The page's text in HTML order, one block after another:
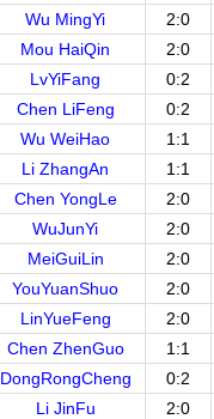
Wu MingYi
2:0
Mou HaiQin
2:0
LvYiFang
0:2
Chen LiFeng
0:2
Wu WeiHao
1:1
Li ZhangAn
1:1
Chen YongLe
2:0
WuJunYi
2:0
MeiGuiLin
2:0
YouYuanShuo
2:0
LinYueFeng
2:0
Chen ZhenGuo
1:1
DongRongCheng
0:2
Li JinFu
2:0